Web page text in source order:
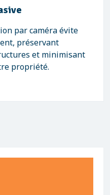
par caméra évite
préservant
et minimisant
propriété.